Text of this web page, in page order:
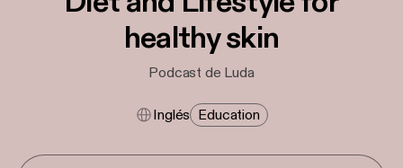
healthy skin
Podcast de Luda
Inglés Education